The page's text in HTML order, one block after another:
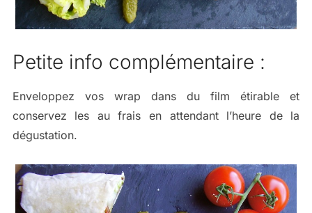
Petite info complémentaire :
Enveloppez vos wrap dans du film étirable et
conservez les au frais en attendant l’heure de la
dégustation.